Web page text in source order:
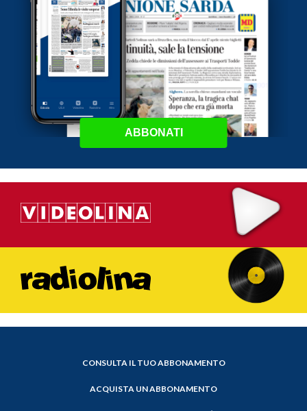
ABBONATI
CONSULTA IL TUO ABBONAMENTO
ACQUISTA UN ABBONAMENTO